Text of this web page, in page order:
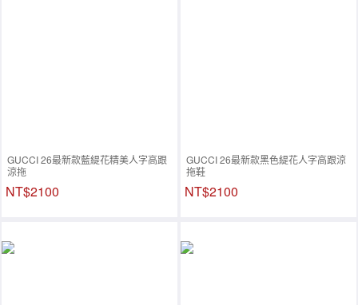
GUCCI 26最新款藍緹花精美人字高跟
涼拖
NT$2100
GUCCI 26最新款黑色緹花人字高跟涼
拖鞋
NT$2100